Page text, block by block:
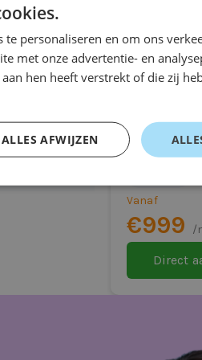
als
die
liter
Volvo V60
Stationwagon
Vanaf
€999 /
Direct
personaliseren en om ons
met onze advertentie- en
hen heeft verstrekt of die zij
ALLES AFWIJZEN